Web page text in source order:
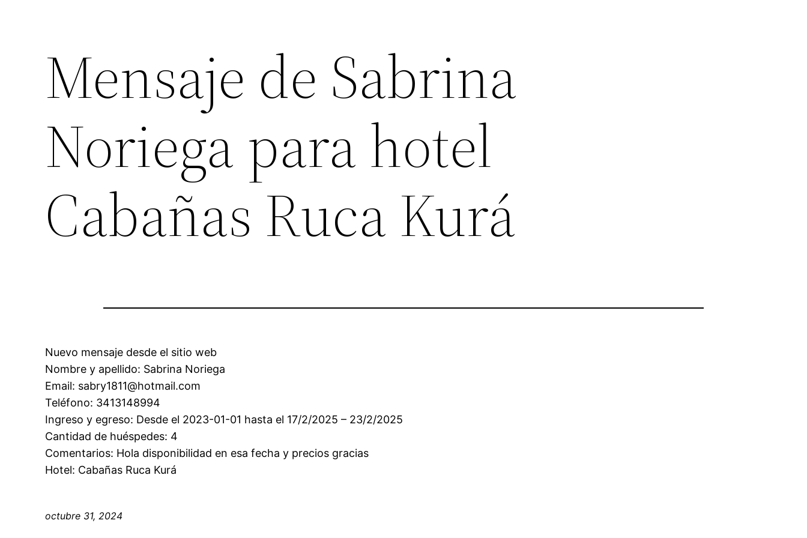
Mensaje de Sabrina
Noriega para hotel
Cabañas Ruca Kurá
Nuevo mensaje desde el sitio web
Nombre y apellido: Sabrina Noriega
Email: sabry1811@hotmail.com
Teléfono: 3413148994
Ingreso y egreso: Desde el 2023-01-01 hasta el 17/2/2025 – 23/2/2025
Cantidad de huéspedes: 4
Comentarios: Hola disponibilidad en esa fecha y precios gracias
Hotel: Cabañas Ruca Kurá
octubre 31, 2024